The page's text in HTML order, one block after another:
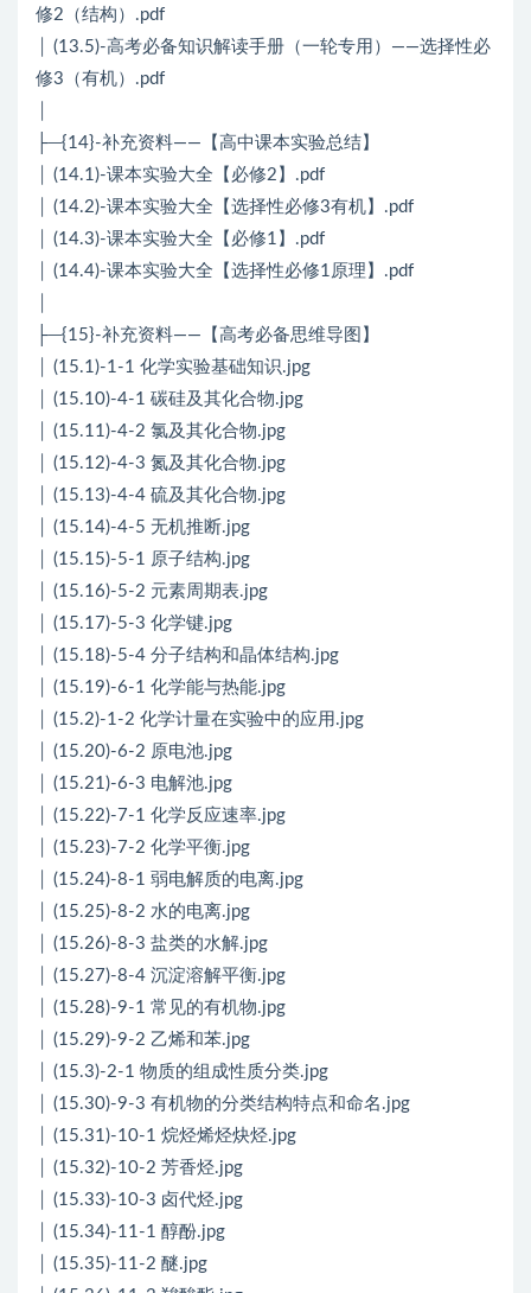
修2（结构）.pdf
│ (13.5)-高考必备知识解读手册（一轮专用）——选择性必
修3（有机）.pdf
├─{14}-补充资料——【高中课本实验总结】
│ (14.1)-课本实验大全【必修2】.pdf
│ (14.2)-课本实验大全【选择性必修3有机】.pdf
│ (14.3)-课本实验大全【必修1】.pdf
│ (14.4)-课本实验大全【选择性必修1原理】.pdf
├─{15}-补充资料——【高考必备思维导图】
│ (15.1)-1-1 化学实验基础知识.jpg
│ (15.10)-4-1 碳硅及其化合物.jpg
│ (15.11)-4-2 氯及其化合物.jpg
│ (15.12)-4-3 氮及其化合物.jpg
│ (15.13)-4-4 硫及其化合物.jpg
│ (15.14)-4-5 无机推断.jpg
│ (15.15)-5-1 原子结构.jpg
│ (15.16)-5-2 元素周期表.jpg
│ (15.17)-5-3 化学键.jpg
│ (15.18)-5-4 分子结构和晶体结构.jpg
│ (15.19)-6-1 化学能与热能.jpg
│ (15.2)-1-2 化学计量在实验中的应用.jpg
│ (15.20)-6-2 原电池.jpg
│ (15.21)-6-3 电解池.jpg
│ (15.22)-7-1 化学反应速率.jpg
│ (15.23)-7-2 化学平衡.jpg
│ (15.24)-8-1 弱电解质的电离.jpg
│ (15.25)-8-2 水的电离.jpg
│ (15.26)-8-3 盐类的水解.jpg
│ (15.27)-8-4 沉淀溶解平衡.jpg
│ (15.28)-9-1 常见的有机物.jpg
│ (15.29)-9-2 乙烯和苯.jpg
│ (15.3)-2-1 物质的组成性质分类.jpg
│ (15.30)-9-3 有机物的分类结构特点和命名.jpg
│ (15.31)-10-1 烷烃烯烃炔烃.jpg
│ (15.32)-10-2 芳香烃.jpg
│ (15.33)-10-3 卤代烃.jpg
│ (15.34)-11-1 醇酚.jpg
│ (15.35)-11-2 醚.jpg